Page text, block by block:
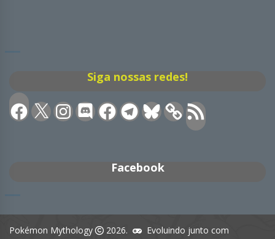
Siga nossas redes!
Facebook
X Instagram
DiscordFacebookTelegramBluesky Feed
RSS
Facebook
Pokémon Mythology 2026.
Evoluindo junto com